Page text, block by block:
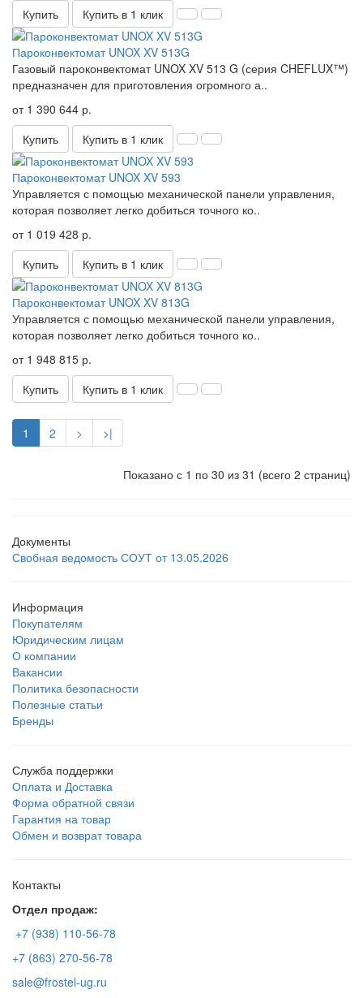
Купить
Купить в 1 клик
Пароконвектомат UNOX XV 513G
Газовый пароконвектомат UNOX XV 513 G (серия CHEFLUX™)
предназначен для приготовления огромного а..
от 1 390 644 р.
Купить
Купить в 1 клик
Пароконвектомат UNOX XV 593
Управляется с помощью механической панели управления,
которая позволяет легко добиться точного ко..
от 1 019 428 р.
Купить
Купить в 1 клик
Пароконвектомат UNOX XV 813G
Управляется с помощью механической панели управления,
которая позволяет легко добиться точного ко..
от 1 948 815 р.
Купить
Купить в 1 клик
1 2 > >|
Показано с 1 по 30 из 31 (всего 2 страниц)
Документы
Свобная ведомость СОУТ от 13.05.2026
Информация
Покупателям
Юридическим лицам
О компании
Вакансии
Политика безопасности
Полезные статьи
Бренды
Служба поддержки
Оплата и Доставка
Форма обратной связи
Гарантия на товар
Обмен и возврат товара
Контакты
Отдел продаж:
+7 (938) 110-56-78
+7 (863) 270-56-78
sale@frostel-ug.ru